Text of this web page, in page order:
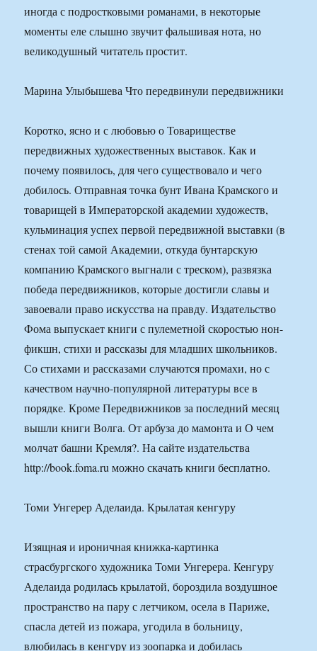
иногда с подростковыми романами, в некоторые
моменты еле слышно звучит фальшивая нота, но
великодушный читатель простит.
Марина Улыбышева Что передвинули передвижники
Коротко, ясно и с любовью о Товариществе
передвижных художественных выставок. Как и
почему появилось, для чего существовало и чего
добилось. Отправная точка бунт Ивана Крамского и
товарищей в Императорской академии художеств,
кульминация успех первой передвижной выставки (в
стенах той самой Академии, откуда бунтарскую
компанию Крамского выгнали с треском), развязка
победа передвижников, которые достигли славы и
завоевали право искусства на правду. Издательство
Фома выпускает книги с пулеметной скоростью нон-
фикшн, стихи и рассказы для младших школьников.
Со стихами и рассказами случаются промахи, но с
качеством научно-популярной литературы все в
порядке. Кроме Передвижников за последний месяц
вышли книги Волга. От арбуза до мамонта и О чем
молчат башни Кремля?. На сайте издательства
http://book.foma.ru можно скачать книги бесплатно.
Томи Унгерер Аделаида. Крылатая кенгуру
Изящная и ироничная книжка-картинка
страсбургского художника Томи Унгерера. Кенгуру
Аделаида родилась крылатой, бороздила воздушное
пространство на пару с летчиком, осела в Париже,
спасла детей из пожара, угодила в больницу,
влюбилась в кенгуру из зоопарка и добилась